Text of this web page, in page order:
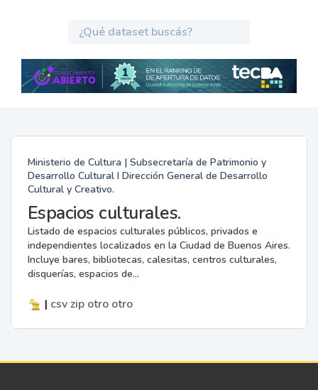
Ministerio de Cultura | Subsecretaría de Patrimonio y
Desarrollo Cultural I Dirección General de Desarrollo
Cultural y Creativo.
Espacios culturales.
Listado de espacios culturales públicos, privados e
independientes localizados en la Ciudad de Buenos Aires.
Incluye bares, bibliotecas, calesitas, centros culturales,
disquerías, espacios de...
| csv zip otro otro